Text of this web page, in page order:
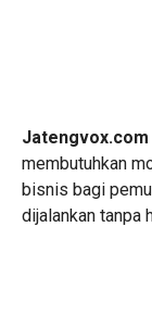
Jatengvox.com
membutuhkan
bisnis bagi
dijalankan tanpa